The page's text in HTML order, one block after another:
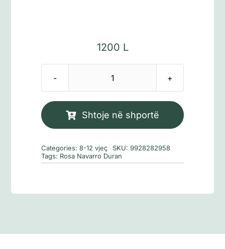
1200 L
Sasi
treguar
femijëve
Shtoje në shportë
Categories:8-12 vjeç SKU:9928282958
Tags: Rosa Navarro Duran